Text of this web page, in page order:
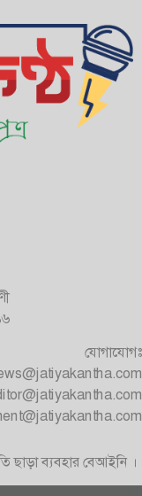
যোগাযোগঃ
ছাড়া ব্যবহার বেআইনি ।